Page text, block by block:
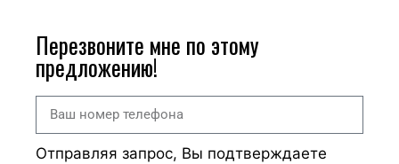
Перезвоните мне по этому
предложению!
Отправляя запрос, Вы подтверждаете